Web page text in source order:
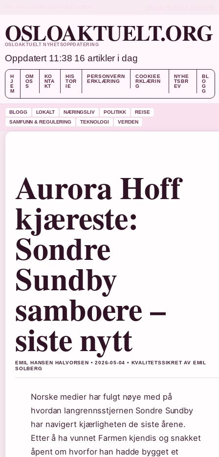
OSLOAKTUELT.ORG
OSLOAKTUELT NYHETSOPPDATERING
Oppdatert 11:38 16 artikler i dag
H
J
E
M
OM
OS
S
KO
NTA
KT
HIS
TOR
IE
PERSONVERN
ERKLÆRING
COOKIEE
RKLÆRIN
G
NYHE
TSBR
EV
BL
O
G
G
BLOGG LOKALT NÆRINGSLIV POLITIKK
REISE
SAMFUNN & REGULERING
TEKNOLOGI VERDEN
Aurora Hoff
kjæreste:
Sondre
Sundby
samboere –
siste nytt
EMIL HANSEN HALVORSEN • 2026-05-04 • KVALITETSSIKRET AV EMIL
SOLBERG
Norske medier har fulgt nøye med på
hvordan langrennsstjernen Sondre Sundby
har navigert kjærligheten de siste årene.
Etter å ha vunnet Farmen kjendis og snakket
åpent om hvorfor han hadde bygget et